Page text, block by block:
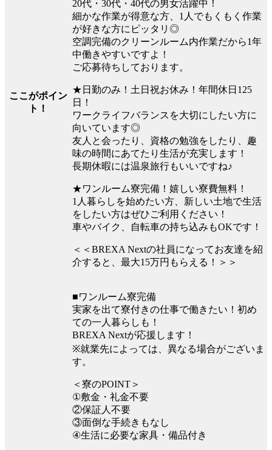
ここがポイン
ト！
20代・30代・40代の男女活躍中！
細かな作業が得意な方、1人でもくもく作業
が好きな方にピッタリ◎
空調完備のクリーンルーム内作業だから1年
中働きやすいですよ！
ご応募待ちしております。
★日勤のみ！土日祝お休み！年間休日125
日！
ワークライフバランスを大切にしたい方に
向いています◎
友人と会ったり、資格の勉強をしたり、趣
味の時間にあてたり生活が充実します！
長期休暇には温泉旅行もいいですね♪
★ワンルーム寮完備！嬉しい寮費無料！
1人暮らしを始めたい方、新しい土地で生活
をしたい方はぜひご利用ください！
車やバイク、自転車の持ち込みもOKです！
＜＜BREXA Nextの社員になってお友達を紹
介すると、最大15万円もらえる！＞＞
■ワンルーム寮完備
実家を出て寮付きの仕事で働きたい！初め
ての一人暮らしも！
BREXA Nextが応援します！
※就業先によっては、異なる場合がございま
す。
＜寮のPOINT＞
①敷金・礼金不要
②保証人不要
③面倒な手続きもなし
④生活に必要な家具・備品付き